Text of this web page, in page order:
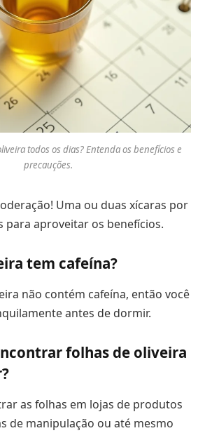
todos os dias? Entenda os benefícios e
precauções.
Uma ou duas xícaras por
para aproveitar os benefícios.
tem cafeína?
não contém cafeína, então você
antes de dormir.
folhas de oliveira
as folhas em lojas de produtos
de manipulação ou até mesmo